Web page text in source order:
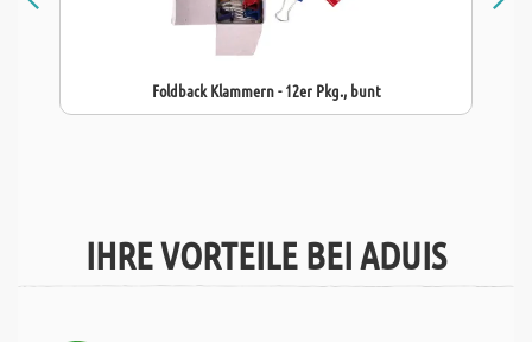
Foldback Klammern - 12er Pkg., bunt
IHRE VORTEILE BEI ADUIS